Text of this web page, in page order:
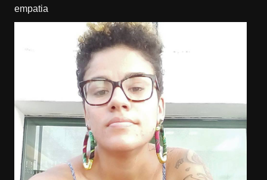
empatia